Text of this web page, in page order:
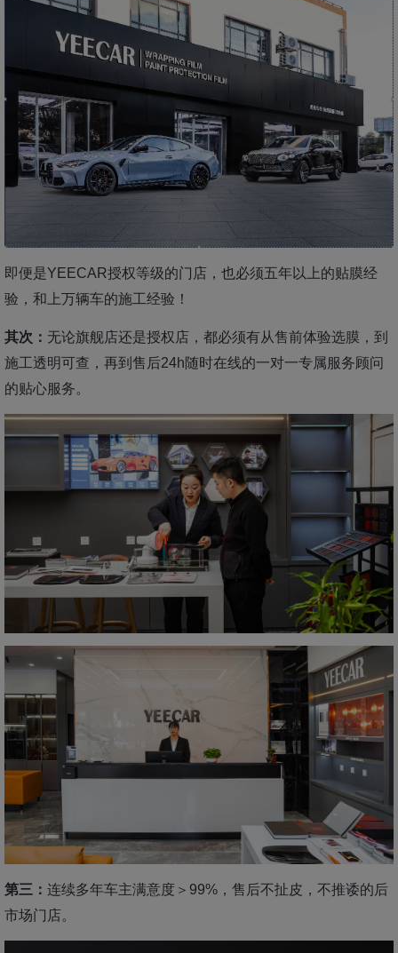
即便是YEECAR授权等级的门店，也必须五年以上的贴膜经
验，和上万辆车的施工经验！
其次： 无论旗舰店还是授权店，都必须有从售前体验选膜，到
施工透明可查，再到售后24h随时在线的一对一专属服务顾问
的贴心服务。
第三： 连续多年车主满意度＞99%，售后不扯皮，不推诿的后
市场门店。